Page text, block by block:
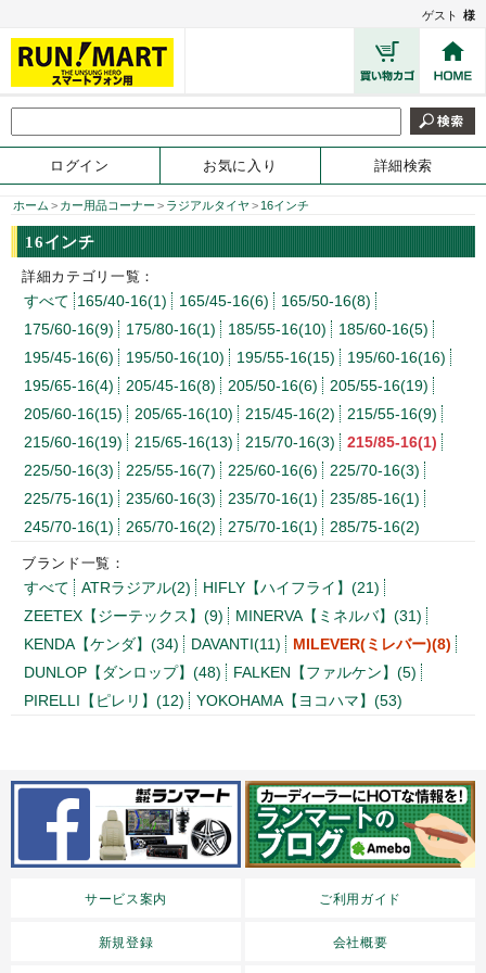
ゲスト 様
ログイン お気に入り 詳細検索
ホーム > カー用品コーナー > ラジアルタイヤ > 16インチ
16インチ
詳細カテゴリ一覧：
すべて 165/40-16(1) 165/45-16(6)
165/50-16(8)
175/60-16(9)
175/80-16(1) 185/55-16(10)
185/60-16(5)
195/45-16(6)
195/50-16(10) 195/55-16(15)
195/60-16(16)
195/65-16(4)
205/45-16(8) 205/50-16(6)
205/55-16(19)
205/60-16(15)
205/65-16(10) 215/45-16(2)
215/55-16(9)
215/60-16(19)
215/65-16(13) 215/70-16(3)
215/85-16(1)
225/50-16(3)
225/55-16(7) 225/60-16(6)
225/70-16(3)
225/75-16(1)
235/60-16(3) 235/70-16(1)
235/85-16(1)
245/70-16(1)
265/70-16(2) 275/70-16(1) 285/75-16(2)
ブランド一覧：
すべて ATRラジアル(2)
HIFLY【ハイフライ】(21)
ZEETEX【ジーテックス】(9)
MINERVA【ミネルバ】(31)
KENDA【ケンダ】(34)
DAVANTI(11)
MILEVER(ミレバー)(8)
DUNLOP【ダンロップ】(48)
FALKEN【ファルケン】(5)
PIRELLI【ピレリ】(12)
YOKOHAMA【ヨコハマ】(53)
サービス案内 ご利用ガイド
新規登録 会社概要